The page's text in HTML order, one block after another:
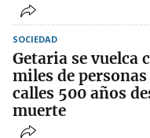
SOCIEDAD
Getaria se vuelca
miles de
calles 500 años
muerte